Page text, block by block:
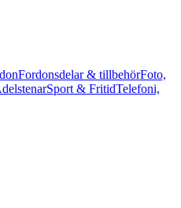
Fordonsdelar & tillbehörFoto,
Sport & FritidTelefoni,